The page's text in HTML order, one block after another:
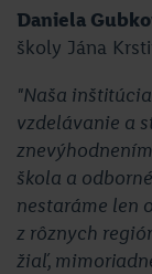
Daniela
školy Jána
"Naša
vzdelávanie a
škola a
nestaráme len
z rôznych
žiaľ,